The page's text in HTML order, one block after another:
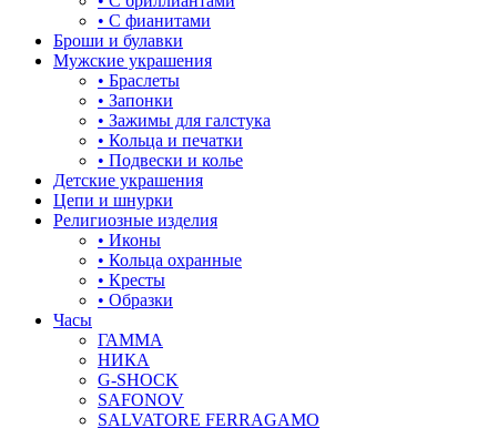
капля
квадрат (куб)
клевер
корона
кошки
круг (шар)
крылья и перья
листья
• С фианитами
Броши и булавки
Мужские украшения
• Браслеты
• Запонки
• Зажимы для галстука
• Кольца и печатки
• Подвески и колье
Детские украшения
Цепи и шнурки
Религиозные изделия
• Иконы
• Кольца охранные
• Кресты
• Образки
Часы
ГАММА
НИКА
G-SHOCK
SAFONOV
SALVATORE FERRAGAMO